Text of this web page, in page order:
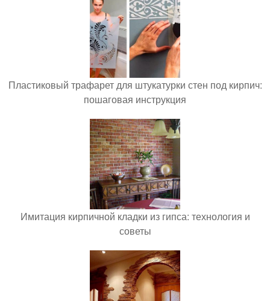
Пластиковый трафарет для штукатурки стен под кирпич:
пошаговая инструкция
Имитация кирпичной кладки из гипса: технология и
советы